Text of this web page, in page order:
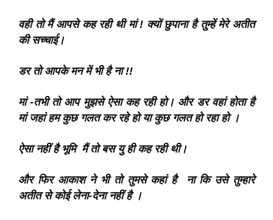
वही तो मैं आपसे कह रही थी मां ! क्यों छुपाना है तुम्हें मेरे अतीत
की सच्चाई।
डर तो आपके मन में भी है ना !!
मां -तभी तो आप मुझसे ऐसा कह रही हो। और डर वहां होता है
मां जहां हम कुछ गलत कर रहे हो या कुछ गलत हो रहा हो ।
ऐसा नहीं है भूमि मैं तो बस यु ही कह रही थी।
और फिर आकाश ने भी तो तुमसे कहां है ना कि उसे तुम्हारे
अतीत से कोई लेना-देना नहीं है ।